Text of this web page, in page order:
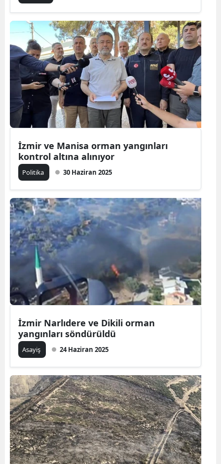
İzmir ve Manisa orman yangınları
kontrol altına alınıyor
Politika 30 Haziran 2025
İzmir Narlıdere ve Dikili orman
yangınları söndürüldü
Asayiş 24 Haziran 2025